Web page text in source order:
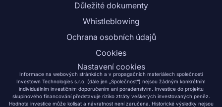
Důležité dokumenty
Whistleblowing
Ochrana osobních údajů
Cookies
Nastavení cookies
Informace na webových stránkách a v propagačních materiálech společnosti
Investown Technologies s.r.o. (dále jen „Společnost“) nejsou žádným konkrétním
individuálním investičním doporučením ani poradenstvím. Investice do projektu
skupinového financování představuje riziko ztráty veškerých investovaných peněz.
Hodnota investice může kolísat a návratnost není zaručena. Historické výsledky nejsou